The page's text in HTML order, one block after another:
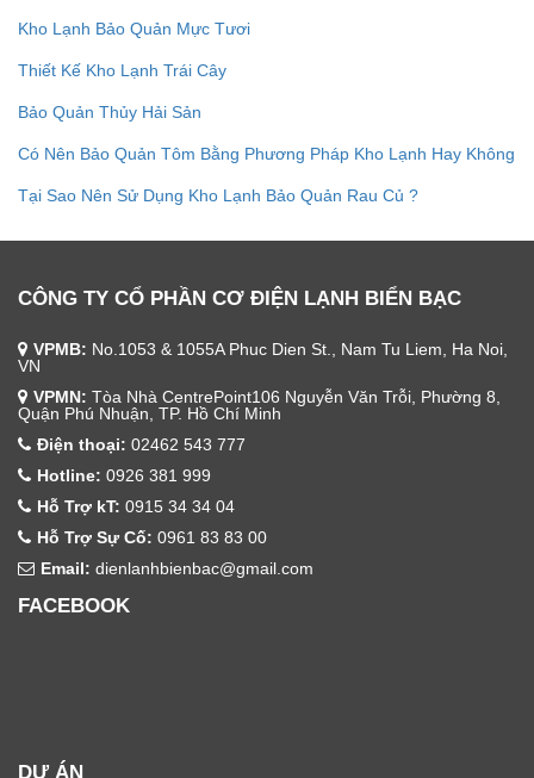
Kho Lạnh Bảo Quản Mực Tươi
Thiết Kế Kho Lạnh Trái Cây
Bảo Quản Thủy Hải Sản
Có Nên Bảo Quản Tôm Bằng Phương Pháp Kho Lạnh Hay Không
Tại Sao Nên Sử Dụng Kho Lạnh Bảo Quản Rau Củ ?
CÔNG TY CỔ PHẦN CƠ ĐIỆN LẠNH BIỂN BẠC
VPMB: No.1053 & 1055A Phuc Dien St., Nam Tu Liem, Ha Noi,
VN
VPMN: Tòa Nhà CentrePoint106 Nguyễn Văn Trỗi, Phường 8,
Quận Phú Nhuận, TP. Hồ Chí Minh
Điện thoại: 02462 543 777
Hotline: 0926 381 999
Hỗ Trợ kT: 0915 34 34 04
Hỗ Trợ Sự Cố: 0961 83 83 00
Email: dienlanhbienbac@gmail.com
FACEBOOK
DỰ ÁN